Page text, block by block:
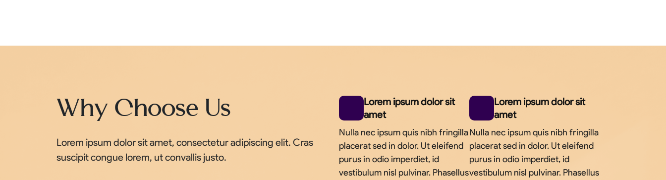
Why Choose Us
Lorem ipsum dolor sit amet, consectetur adipiscing elit. Cras
suscipit congue lorem, ut convallis justo.
Lorem ipsum dolor sit
amet
Nulla nec ipsum quis nibh fringilla
placerat sed in dolor. Ut eleifend
purus in odio imperdiet, id
vestibulum nisl pulvinar. Phasellus
Lorem ipsum dolor sit
amet
Nulla nec ipsum quis nibh fringilla
placerat sed in dolor. Ut eleifend
purus in odio imperdiet, id
vestibulum nisl pulvinar. Phasellus